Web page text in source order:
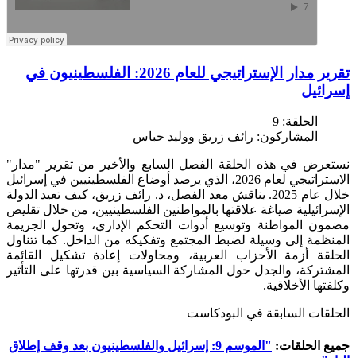
تقرير مدار الإستراتيجي للعام 2026: الفلسطينيون في
إسرائيل
الحلقة: 9
المشاركون: رائف زريق ووليد حباس
نستعرض في هذه الحلقة الفصل السابع والأخير من تقرير "مدار"
الاستراتيجي لعام 2026، الذي يرصد أوضاع الفلسطينيين في إسرائيل
خلال عام 2025. يناقش معد الفصل، د. رائف زريق، كيف تعيد الدولة
الإسرائيلية صياغة علاقتها بالمواطنين الفلسطينيين، من خلال تقليص
مضمون المواطنة وتوسيع أدوات التحكم الإداري، وتحول الجريمة
المنظمة إلى وسيلة لضبط المجتمع وتفكيكه من الداخل. كما تتناول
الحلقة أزمة الأحزاب العربية، ومحاولات إعادة تشكيل القائمة
المشتركة، والجدل حول المشاركة السياسية بين قدرتها على التأثير
وكلفتها الأخلاقية.
الحلقات السابقة في البودكاست
جميع الحلقات:
"الموسم 9: إسرائيل والفلسطينيون بعد وقف إطلاق